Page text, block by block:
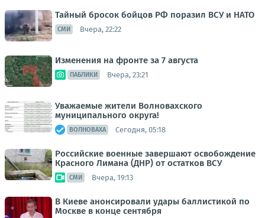
Тайный бросок бойцов РФ поразил ВСУ и НАТО
СМИ Вчера, 22:22
Изменения на фронте за 7 августа
ПАБЛИКИ Вчера, 23:21
Уважаемые жители Волновахского
муниципального округа!
ВОЛНОВАХА Сегодня, 05:18
Российские военные завершают освобождение
Красного Лимана (ДНР) от остатков ВСУ
СМИ Вчера, 19:13
В Киеве анонсировали удары баллистикой по
Москве в конце сентября